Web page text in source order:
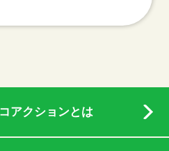
アクションとは